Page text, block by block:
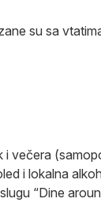
su sa
i večera
i lokalna
“Dine